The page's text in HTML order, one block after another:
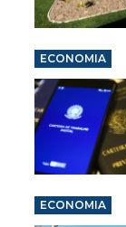
ECONOMIA
ECONOMIA